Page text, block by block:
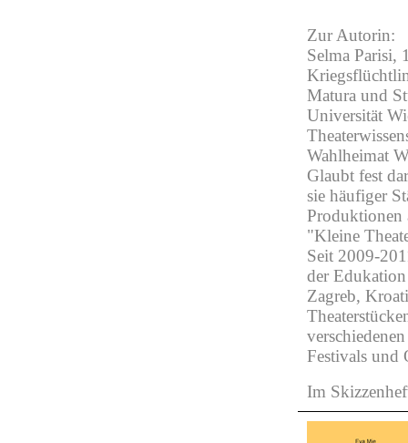
Zur Autorin:
Selma Parisi,
Matura und
Universität
Wahlheimat
Glaubt fest
sie häufiger
Produktionen
"Kleine
Seit 2009-
der
Zagreb,
Festivals und
Im